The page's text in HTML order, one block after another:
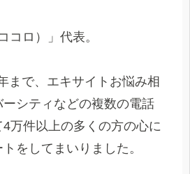
コロ）」代表。
まで、エキサイトお悩み相
シティなどの複数の電話
万件以上の多くの方の心に
をしてまいりました。